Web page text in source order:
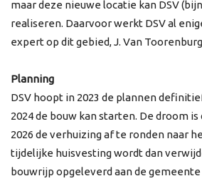
maar deze nieuwe locatie kan DSV
realiseren. Daarvoor werkt DSV al
expert op dit gebied, J. Van Toorenburg
Planning
DSV hoopt in 2023 de plannen
2024 de bouw kan starten. De droom
2026 de verhuizing af te ronden naar
tijdelijke huisvesting wordt dan
bouwrijp opgeleverd aan de